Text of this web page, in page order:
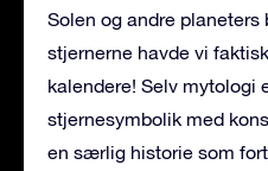
Solen og andre
stjernerne havde vi
kalendere! Selv mytologi
stjernesymbolik med
en særlig historie som